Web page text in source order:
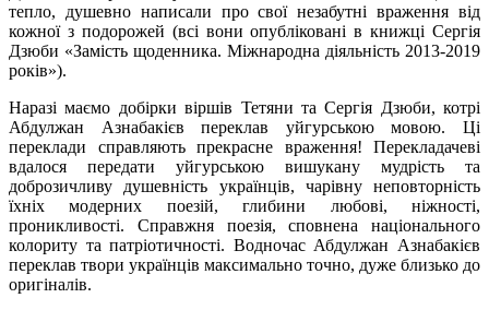
тепло, душевно написали про свої незабутні враження від
кожної з подорожей (всі вони опубліковані в книжці Сергія
Дзюби «Замість щоденника. Міжнародна діяльність 2013-2019
років»).
Наразі маємо добірки віршів Тетяни та Сергія Дзюби, котрі
Абдулжан Азнабакієв переклав уйгурською мовою. Ці
переклади справляють прекрасне враження! Перекладачеві
вдалося передати уйгурською вишукану мудрість та
доброзичливу душевність українців, чарівну неповторність
їхніх модерних поезій, глибини любові, ніжності,
проникливості. Справжня поезія, сповнена національного
колориту та патріотичності. Водночас Абдулжан Азнабакієв
переклав твори українців максимально точно, дуже близько до
оригіналів.